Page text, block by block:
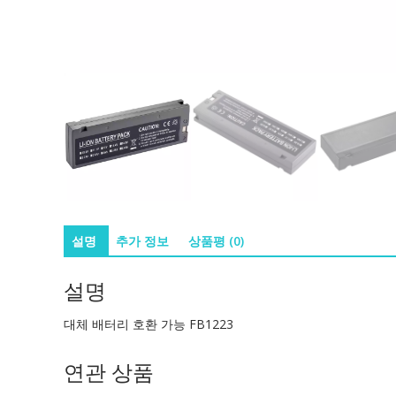
설명 추가 정보 상품평 (0)
설명
대체 배터리 호환 가능 FB1223
연관 상품